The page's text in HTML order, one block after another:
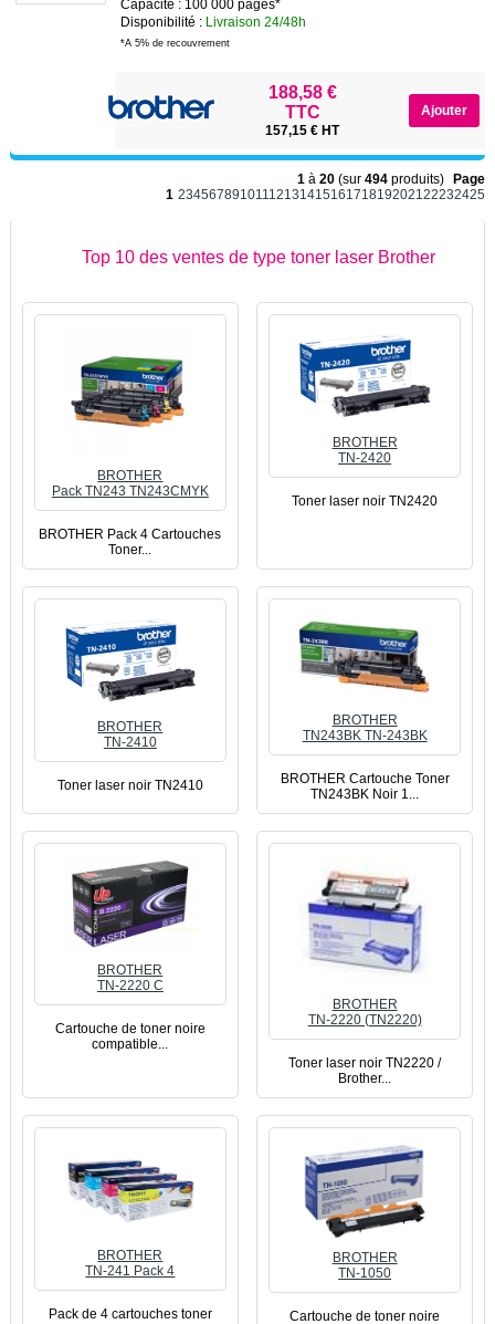
Capacité : 100 000 pages*
Disponibilité : Livraison 24/48h
*A 5% de recouvrement
188,58 €
TTC
157,15 € HT
1 à20 (sur494 produits) Page
1 234567891011 1213141516171819202122232425
Top 10 des ventes de type toner laser Brother
BROTHER
Pack TN243 TN243CMYK
BROTHER Pack 4 Cartouches
Toner...
BROTHER
TN-2420
Toner laser noir TN2420
BROTHER
TN-2410
Toner laser noir TN2410
BROTHER
TN243BK TN-243BK
BROTHER Cartouche Toner
TN243BK Noir 1...
BROTHER
TN-2220 C
Cartouche de toner noire
compatible...
BROTHER
TN-2220 (TN2220)
Toner laser noir TN2220 /
Brother...
BROTHER
TN-241 Pack 4
Pack de 4 cartouches toner
BROTHER
TN-1050
Cartouche de toner noire